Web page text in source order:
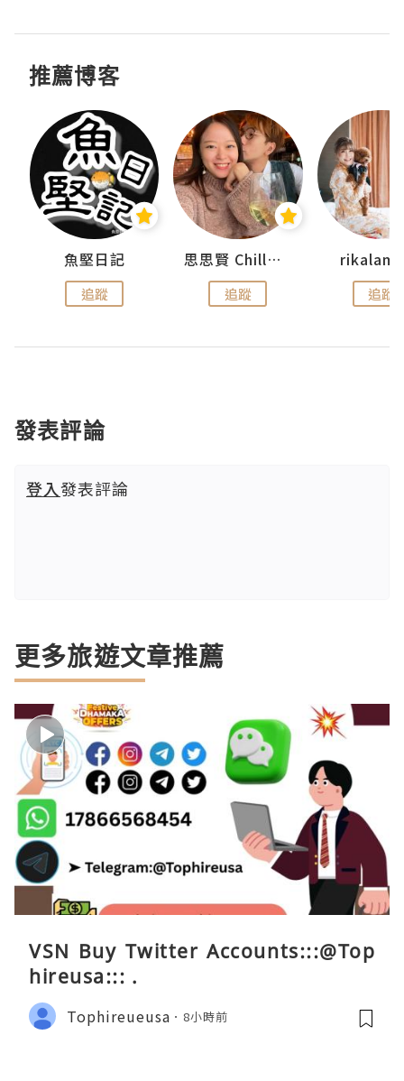
推薦博客
魚堅日記
追蹤
思思賢 ChillMyBabe
追蹤 追蹤
發表評論
登入發表評論
更多旅遊文章推薦
VSN Buy Twitter Accounts:::@Top
hireusa::: .
Tophireueusa 8小時前